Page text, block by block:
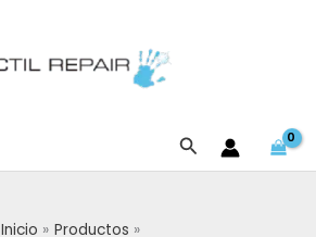
Buscar
Inicio
Productos